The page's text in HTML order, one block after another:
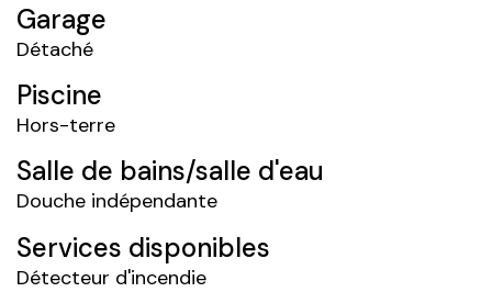
Garage
Détaché
Piscine
Hors-terre
Salle de bains/salle d'eau
Douche indépendante
Services disponibles
Détecteur d'incendie